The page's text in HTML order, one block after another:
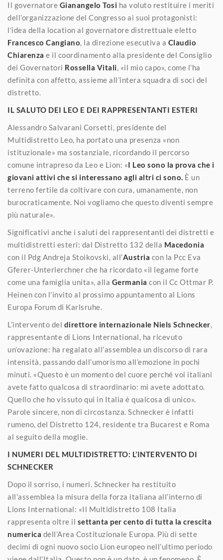
Il governatore Gianangelo Tosi ha voluto restituire i meriti
dell’organizzazione del Congresso ai suoi protagonisti:
l’idea della location al governatore distrettuale eletto
Francesco Cangiano, la direzione esecutiva a Claudio
Chiarenza e il coordinamento alla presidente del Consiglio
dei Governatori Rossella Vitali, «il mio capo», come l’ha
definita con affetto, assieme all’intera squadra di soci del
distretto.
IL SALUTO DEI LEO E DEI RAPPRESENTANTI ESTERI
Alessandro Salvarani Corsetti, presidente del
Multidistretto Leo, ha portato una presenza «non
istituzionale» ma sostanziale, ricordando il percorso
comune intrapreso da Leo e Lion: «I Leo sono la prova che i
giovani attivi che si interessano agli altri ci sono. È un
terreno fertile da coltivare con cura, umanamente, non
burocraticamente. Noi vogliamo che questo diventi sempre
più naturale».
Significativi anche i saluti dei rappresentanti dei distretti e
multidistretti esteri: dal Distretto 132 della Macedonia
con il Pdg Andreja Stoikovski, all’Austria con la Pcc Eva
Gferer-Unterlerchner che ha ricordato «il legame forte
come una famiglia unita», alla Germania con il Cc Ottmar P.
Heinen con l’invito al prossimo appuntamento al Lions
Europa Forum di Karlsruhe.
L’intervento del direttore internazionale Niels Schnecker,
rappresentante di Lions International, ha ricevuto
un’ovazione: ha regalato all’assemblea un discorso di rara
intensità, passando dall’umorismo all’emozione in pochi
minuti. «Questo è un momento del cuore perché voi italiani
avete fatto qualcosa di straordinario: mi avete adottato.
Quello che ho vissuto qui in Italia è qualcosa di unico».
Parole sincere, non di circostanza. Schnecker è infatti
rumeno, del Distretto 124, residente tra Bucarest e Roma
al seguito della moglie.
I NUMERI DEL MULTIDISTRETTO: L’INTERVENTO DI
SCHNECKER
Dopo il sorriso, i numeri. Schnecker ha restituito
all’assemblea la misura della forza italiana all’interno di
Lions International: «Il Multidistretto 108 Italia
rappresenta oltre il settanta per cento di tutta la crescita
numerica dell’Area Costituzionale Europa. Più di sette
decimi di ogni nuovo socio Lion europeo nell’ultimo periodo